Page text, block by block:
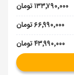
۱۳۳٬۷۹۰٬۰۰۰ تومان
۶۶٬۹۹۰٬۰۰۰ تومان
۴۳٬۹۹۰٬۰۰۰ تومان